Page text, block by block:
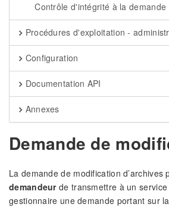
Contrôle d'intégrité à la demande
Procédures d'exploitation -
Configuration
Documentation API
Annexes
Demande de
La demande de modification d’archives
demandeurde transmettre à un
gestionnaire une demande portant sur